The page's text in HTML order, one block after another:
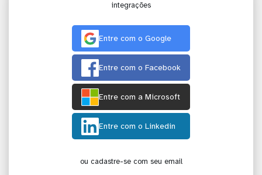
integrações
Entre com o Google
Entre com o Facebook
Entre com a Microsoft
Entre com o Linkedin
ou cadastre-se com seu email